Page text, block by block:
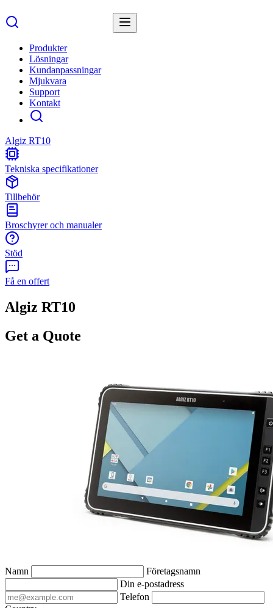
Produkter
Lösningar
Kundanpassningar
Mjukvara
Support
Kontakt
Algiz RT10
Tekniska specifikationer
Tillbehör
Broschyrer och manualer
Stöd
Få en offert
Algiz RT10
Get a Quote
Namn
Företagsnamn
Din e-postadress
Telefon